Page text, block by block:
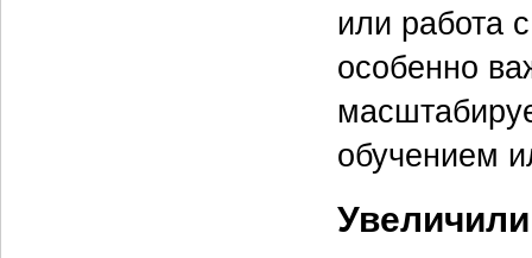
или работа
особенно
обучением